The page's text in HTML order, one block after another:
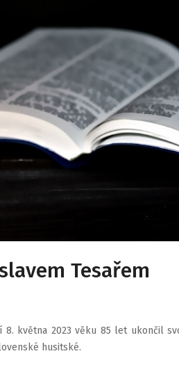
Tesařem
8. května 2023 věku 85 let ukončil
husitské.